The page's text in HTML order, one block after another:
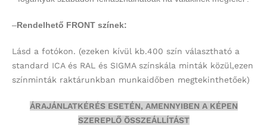
–Rendelhető FRONT színek:
Lásd a fotókon. (ezeken kívül kb.400 szín választható a
standard ICA és RAL és SIGMA színskála minták közül,ezen
színminták raktárunkban munkaidőben megtekinthetőek)
ÁRAJÁNLATKÉRÉS ESETÉN, AMENNYIBEN A KÉPEN
SZEREPLŐ ÖSSZEÁLLÍTÁST